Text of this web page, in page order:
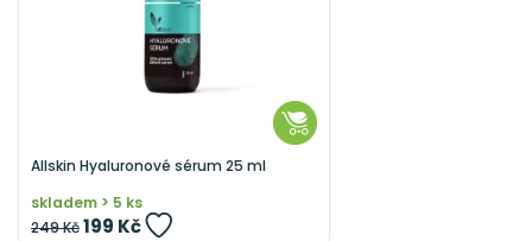
Allskin Hyaluronové sérum 25 ml
skladem > 5 ks
249 Kč199 Kč